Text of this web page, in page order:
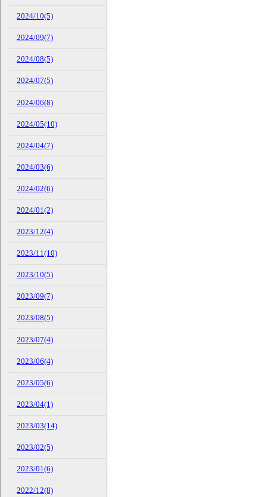
2024/10(5)
2024/09(7)
2024/08(5)
2024/07(5)
2024/06(8)
2024/05(10)
2024/04(7)
2024/03(6)
2024/02(6)
2024/01(2)
2023/12(4)
2023/11(10)
2023/10(5)
2023/09(7)
2023/08(5)
2023/07(4)
2023/06(4)
2023/05(6)
2023/04(1)
2023/03(14)
2023/02(5)
2023/01(6)
2022/12(8)